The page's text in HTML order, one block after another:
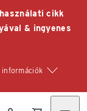
cikk
& ingyenes
információk